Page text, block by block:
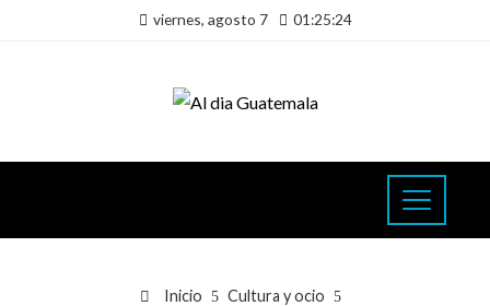
viernes, agosto 7 01:25:25
Inicio
Cultura y ocio